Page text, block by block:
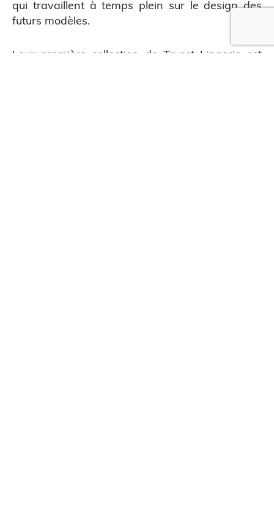
EN LIGNE
qui travaillent à temps plein sur le design des
futurs modèles.
Leur première collection de Trusst Lingerie est